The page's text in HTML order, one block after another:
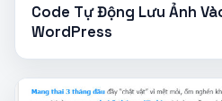
Code Tự Động Lưu Ảnh
WordPress